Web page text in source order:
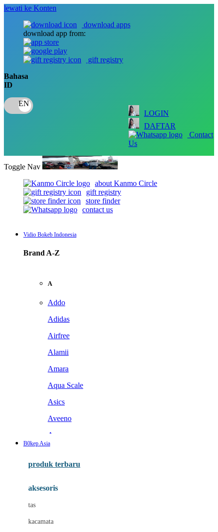
lewati ke Konten
download apps
download app from:
gift registry
Bahasa
ID
LOGIN
DAFTAR
Contact
Us
Toggle Nav
about Kanmo Circle
gift registry
store finder
contact us
Vidio Bokeb Indonesia
Brand A-Z
A
Addo
Adidas
Airfree
Alamii
Amara
Aqua Scale
Asics
Aveeno
Awan
Baabaasheepz
Baby Dove
B0kep Asia
produk terbaru
aksesoris
tas
kacamata